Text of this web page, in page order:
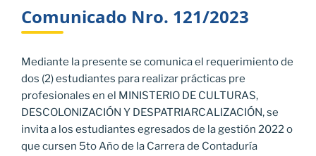
Comunicado Nro. 121/2023
Mediante la presente se comunica el requerimiento de
dos (2) estudiantes para realizar prácticas pre
profesionales en el MINISTERIO DE CULTURAS,
DESCOLONIZACIÓN Y DESPATRIARCALIZACIÓN, se
invita a los estudiantes egresados de la gestión 2022 o
que cursen 5to Año de la Carrera de Contaduría